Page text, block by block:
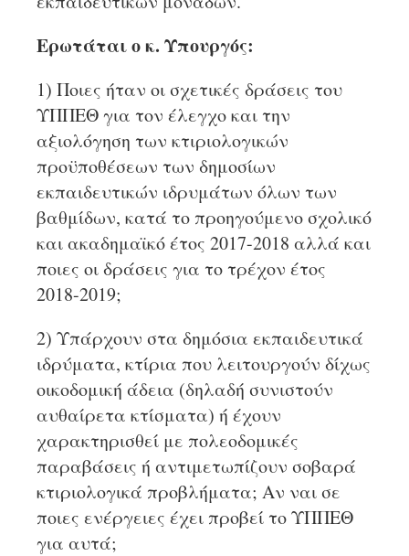
Ερωτάται ο κ. Υπουργός:
1) Ποιες ήταν οι σχετικές δράσεις του
ΥΠΠΕΘ για τον έλεγχο και την
αξιολόγηση των κτιριολογικών
προϋποθέσεων των δημοσίων
εκπαιδευτικών ιδρυμάτων όλων των
βαθμίδων, κατά το προηγούμενο σχολικό
και ακαδημαϊκό έτος 2017-2018 αλλά και
ποιες οι δράσεις για το τρέχον έτος
2018-2019;
2) Υπάρχουν στα δημόσια εκπαιδευτικά
ιδρύματα, κτίρια που λειτουργούν δίχως
οικοδομική άδεια (δηλαδή συνιστούν
αυθαίρετα κτίσματα) ή έχουν
χαρακτηρισθεί με πολεοδομικές
παραβάσεις ή αντιμετωπίζουν σοβαρά
κτιριολογικά προβλήματα; Αν ναι σε
ποιες ενέργειες έχει προβεί το ΥΠΠΕΘ
για αυτά;